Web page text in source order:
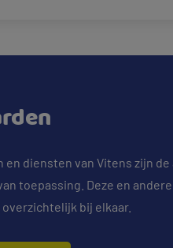
en diensten van Vitens zijn
toepassing. Deze en
bij elkaar.